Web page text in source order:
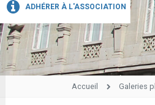
ADHÉRER À L'ASSOCIATION
Accueil Galeries